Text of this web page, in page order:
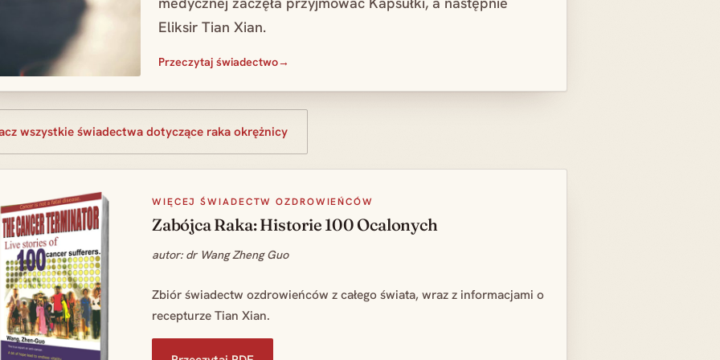
Eliksir Tian Xian.
Przeczytaj świadectwo
wszystkie świadectwa dotyczące raka okrężnicy
WIĘCEJ ŚWIADECTW OZDROWIEŃCÓW
Zabójca Raka: Historie 100 Ocalonych
autor: dr Wang Zheng Guo
Zbiór świadectw ozdrowieńców z całego świata, wraz z informacjami o
recepturze Tian Xian.